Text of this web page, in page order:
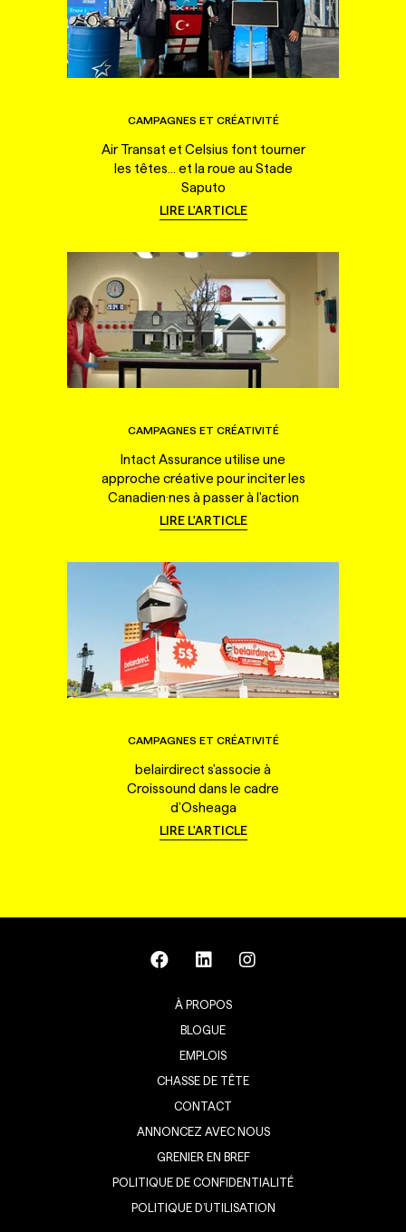
CAMPAGNES ET CRÉATIVITÉ
Air Transat et Celsius font tourner
les têtes... et la roue au Stade
Saputo
LIRE L'ARTICLE
CAMPAGNES ET CRÉATIVITÉ
Intact Assurance utilise une
approche créative pour inciter les
Canadien·nes à passer à l'action
LIRE L'ARTICLE
CAMPAGNES ET CRÉATIVITÉ
belairdirect s'associe à
Croissound dans le cadre
d'Osheaga
LIRE L'ARTICLE
À PROPOS
BLOGUE
EMPLOIS
CHASSE DE TÊTE
CONTACT
ANNONCEZ AVEC NOUS
GRENIER EN BREF
POLITIQUE DE CONFIDENTIALITÉ
POLITIQUE D’UTILISATION